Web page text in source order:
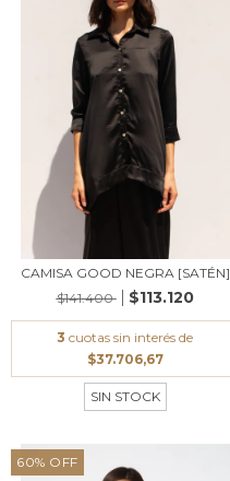
CAMISA GOOD NEGRA [SATÉN]
$141.400
$113.120
3 cuotas sin interés de
$37.706,67
SIN STOCK
60% OFF